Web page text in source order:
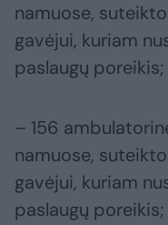
namuose,
gavėjui, kuriam
paslaugų poreikis;
– 156
namuose,
gavėjui, kuriam
paslaugų poreikis;